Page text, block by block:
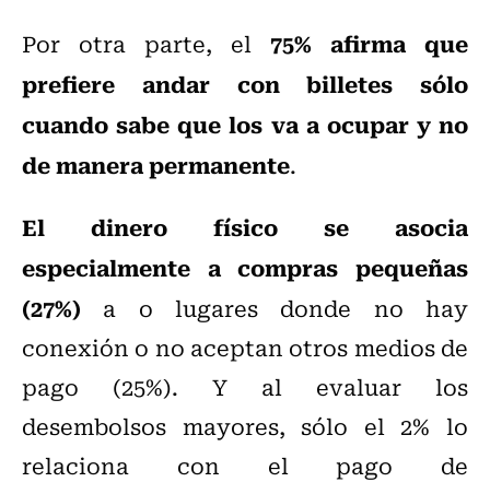
Por otra parte, el 75% afirma que
prefiere andar con billetes sólo
cuando sabe que los va a ocupar y no
de manera permanente.
El dinero físico se asocia
especialmente a compras pequeñas
(27%) a o lugares donde no hay
conexión o no aceptan otros medios de
pago (25%). Y al evaluar los
desembolsos mayores, sólo el 2% lo
relaciona con el pago de